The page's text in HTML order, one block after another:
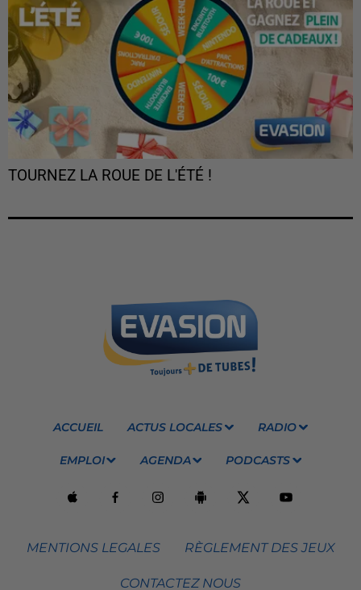
TOURNEZ LA ROUE DE L'ÉTÉ !
ACCUEIL ACTUS LOCALES RADIO
EMPLOI AGENDA PODCASTS
MENTIONS LEGALES RÈGLEMENT DES JEUX
CONTACTEZ NOUS